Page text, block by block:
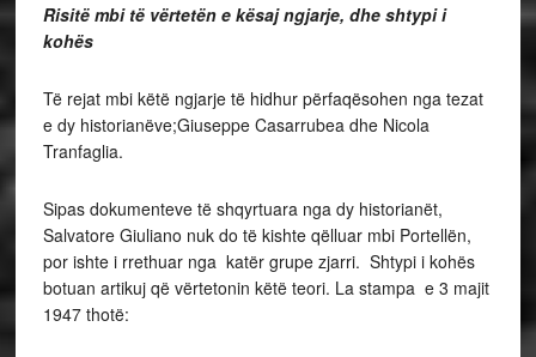
Risitë mbi të vërtetën e kësaj ngjarje, dhe shtypi i
kohës
Të rejat mbi këtë ngjarje të hidhur përfaqësohen nga tezat
e dy historianëve;Giuseppe Casarrubea dhe Nicola
Tranfaglia.
Sipas dokumenteve të shqyrtuara nga dy historianët,
Salvatore Giuliano nuk do të kishte qëlluar mbi Portellën,
por ishte i rrethuar nga katër grupe zjarri. Shtypi i kohës
botuan artikuj që vërtetonin këtë teori. La stampa e 3 majit
1947 thotë: